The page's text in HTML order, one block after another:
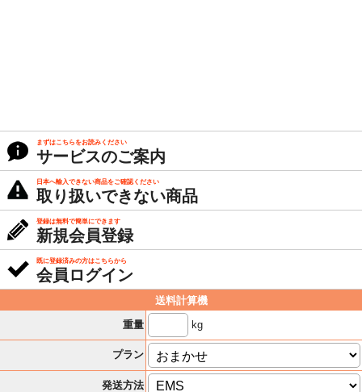
まずはこちらをお読みください
サービスのご案内
日本へ輸入できない商品をご確認ください
取り扱いできない商品
登録は無料で簡単にできます
新規会員登録
既に登録済みの方はこちらから
会員ログイン
送料計算機
重量
kg
プラン
発送方法